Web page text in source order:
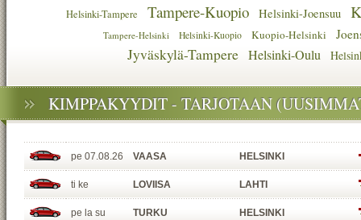
Helsinki-Tampere Tampere-Kuopio Helsinki-Joensuu
Tampere-Helsinki Helsinki-Kuopio Kuopio-Helsinki
Jyväskylä-Tampere Helsinki-Oulu
KIMPPAKYYDIT - TARJOTAAN
pe 07.08.26 VAASA HELSINKI
ti ke LOVIISA LAHTI
pe la su TURKU HELSINKI